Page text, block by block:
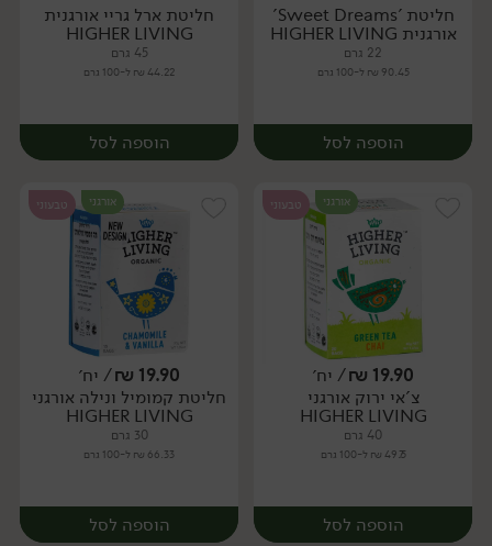
יח׳ יח׳
חליטת 'Sweet Dreams'
אורגנית HIGHER LIVING
22 גרם
90.45 ₪ ל-100 גרם
הוספה לסל
יח׳
חליטת ארל גריי אורגנית
HIGHER LIVING
45 גרם
44.22 ₪ ל-100 גרם
הוספה לסל
יח׳
אורגני טבעוני
19.90
₪/ יח׳
צ'אי ירוק אורגני
HIGHER LIVING
40 גרם
49.75 ₪ ל-100 גרם
הוספה לסל
אורגני טבעוני
19.90
₪/ יח׳
חליטת קמומיל ונילה אורגני
HIGHER LIVING
30 גרם
66.33 ₪ ל-100 גרם
הוספה לסל